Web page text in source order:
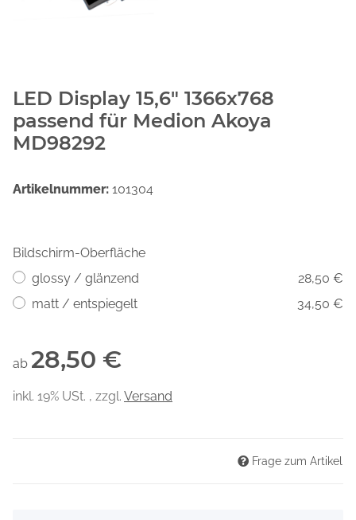
LED Display 15,6" 1366x768
passend für Medion Akoya
MD98292
Artikelnummer: 101304
Bildschirm-Oberfläche
glossy / glänzend
28,50 €
matt / entspiegelt
34,50 €
ab 28,50 €
inkl. 19% USt. , zzgl. Versand
Frage zum Artikel